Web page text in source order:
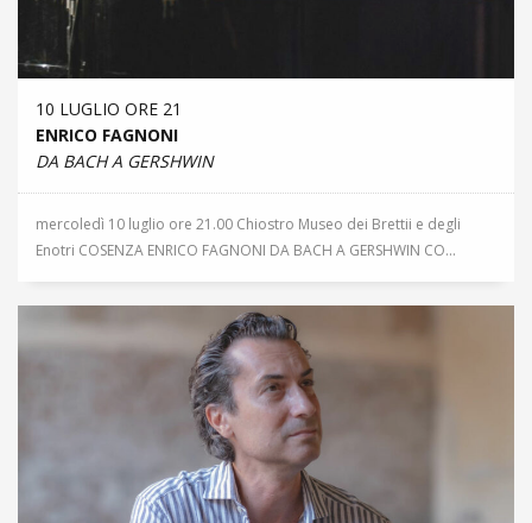
10 LUGLIO ORE 21
ENRICO FAGNONI
DA BACH A GERSHWIN
mercoledì 10 luglio ore 21.00 Chiostro Museo dei Brettii e degli
Enotri COSENZA ENRICO FAGNONI DA BACH A GERSHWIN CO...